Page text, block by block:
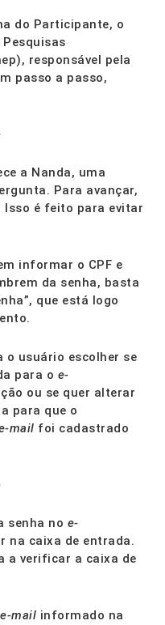
do Participante, o
responsável pela
passo a passo,
a Nanda, uma
Para avançar,
Isso é feito para evitar
informar o CPF e
da senha, basta
que está logo
o usuário escolher se
para o e-
ou se quer alterar
para que o
mail foi cadastrado
senha no e-
na caixa de entrada.
a verificar a caixa de
e-mail informado na